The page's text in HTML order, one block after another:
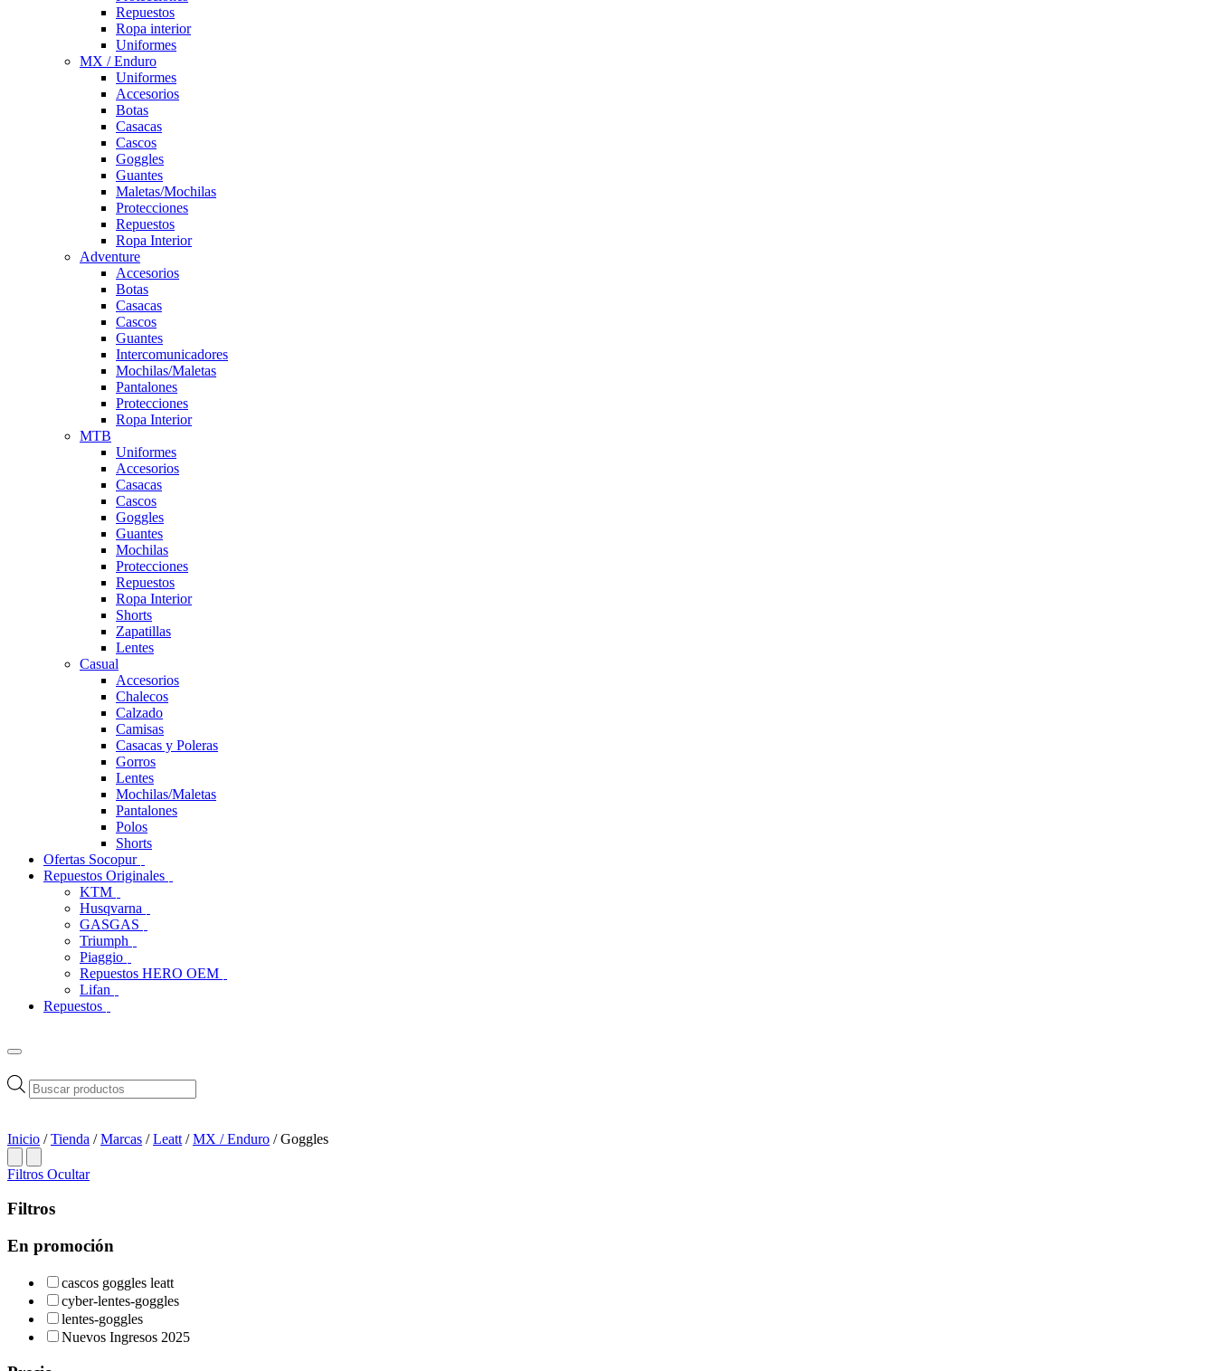
Repuestos
Ropa interior
Uniformes
MX / Enduro
Uniformes
Accesorios
Botas
Casacas
Cascos
Goggles
Guantes
Maletas/Mochilas
Protecciones
Repuestos
Ropa Interior
Adventure
Accesorios
Botas
Casacas
Cascos
Guantes
Intercomunicadores
Mochilas/Maletas
Pantalones
Protecciones
Ropa Interior
MTB
Uniformes
Accesorios
Casacas
Cascos
Goggles
Guantes
Mochilas
Protecciones
Repuestos
Ropa Interior
Shorts
Zapatillas
Lentes
Casual
Accesorios
Chalecos
Calzado
Camisas
Casacas y Poleras
Gorros
Lentes
Mochilas/Maletas
Pantalones
Polos
Shorts
Ofertas Socopur
Repuestos Originales
KTM
Husqvarna
GASGAS
Triumph
Piaggio
Repuestos HERO OEM
Lifan
Repuestos
Búsqueda
de
Inicio /Tienda /Marcas /Leatt /MX / Enduro / Goggles
Filtros Ocultar
Filtros
En promoción
cascos goggles leatt
cyber-lentes-goggles
lentes-goggles
Nuevos Ingresos 2025